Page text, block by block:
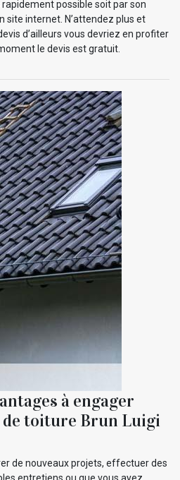
possible soit par son
site internet. N’attendez plus et
d’ailleurs vous devriez en profiter
le devis est gratuit.
à engager
toiture Brun Luigi
de nouveaux projets, effectuer des